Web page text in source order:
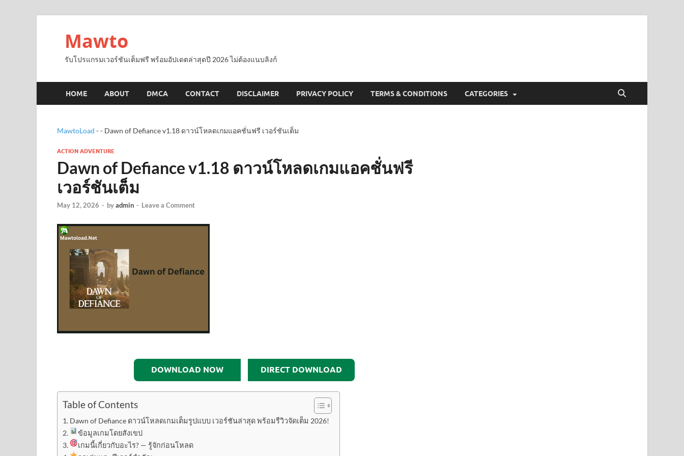
Mawto
รับโปรแกรมเวอร์ชันเต็มฟรี พร้อมอัปเดตล่าสุดปี 2026 ไม่ต้องแนบลิงก์
HOME ABOUT DMCA CONTACT DISCLAIMER PRIVACY POLICY TERMS & CONDITIONS CATEGORIES
MawtoLoad -- Dawn of Defiance v1.18 ดาวน์โหลดเกมแอคชั่นฟรี เวอร์ชันเต็ม
ACTION ADVENTURE
Dawn of Defiance v1.18 ดาวน์โหลดเกมแอคชั่นฟรี
เวอร์ชันเต็ม
May 12, 2026 - byadmin - Leave a Comment
DOWNLOAD NOW DIRECT DOWNLOAD
Table of Contents
Dawn of Defiance ดาวน์โหลดเกมเต็มรูปแบบ เวอร์ชันล่าสุด พร้อมรีวิวจัดเต็ม 2026!
ข้อมูลเกมโดยสังเขป
เกมนี้เกี่ยวกับอะไร? — รู้จักก่อนโหลด